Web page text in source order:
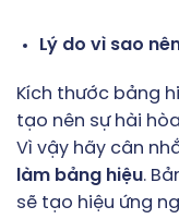
Lý do vì sao
Kích thước bảng
tạo nên sự hài
Vì vậy hãy cân
làm bảng hiệu.
sẽ tạo hiệu ứng